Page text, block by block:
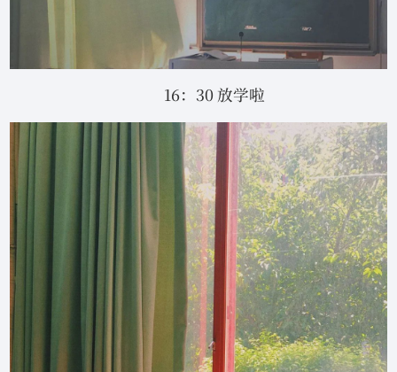
16：30 放学啦